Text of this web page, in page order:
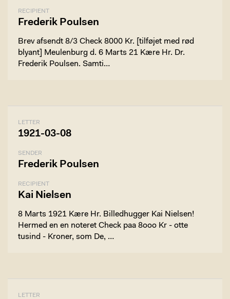
RECIPIENT
Frederik Poulsen
Brev afsendt 8/3 Check 8000 Kr. [tilføjet med rød
blyant] Meulenburg d. 6 Marts 21 Kære Hr. Dr.
Frederik Poulsen. Samti…
LETTER
1921-03-08
SENDER
Frederik Poulsen
RECIPIENT
Kai Nielsen
8 Marts 1921 Kære Hr. Billedhugger Kai Nielsen!
Hermed en en noteret Check paa 8ooo Kr - otte
tusind - Kroner, som De, …
LETTER